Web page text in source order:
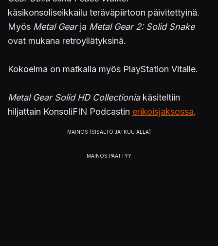
käsikonsoliseikkailu teräväpiirtoon päivitettyinä.
Myös Metal Gearja Metal Gear 2: Solid Snake
ovat mukana retroyllätyksinä.
Kokoelma on matkalla myös PlayStation Vitalle.
Metal Gear Solid HD Collectioniakäsiteltiin
hiljattain KonsoliFIN Podcastin erikoisjaksossa.